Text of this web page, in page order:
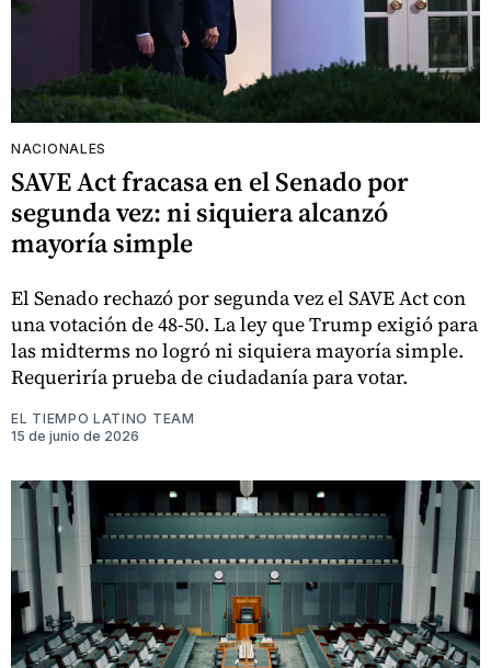
NACIONALES
SAVE Act fracasa en el Senado por
segunda vez: ni siquiera alcanzó
mayoría simple
El Senado rechazó por segunda vez el SAVE Act con
una votación de 48-50. La ley que Trump exigió para
las midterms no logró ni siquiera mayoría simple.
Requeriría prueba de ciudadanía para votar.
EL TIEMPO LATINO TEAM
15 de junio de 2026